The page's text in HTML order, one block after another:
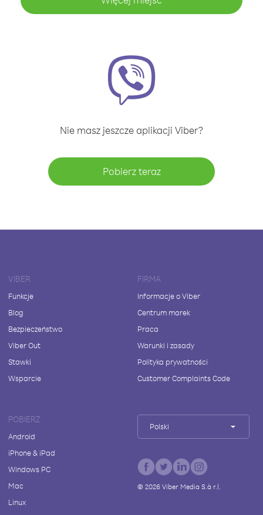
Nie masz jeszcze aplikacji Viber?
Pobierz teraz
VIBER
Funkcje
Blog
Bezpieczeństwo
Viber Out
Stawki
Wsparcie
FIRMA
Informacje o Viber
Centrum marek
Praca
Warunki i zasady
Polityka prywatności
Customer Complaints Code
POBIERZ
Android
iPhone & iPad
Windows PC
Mac
Linux
Polski
© 2026Viber Media S.à r.l.